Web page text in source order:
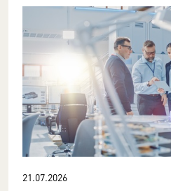
21.07.2026